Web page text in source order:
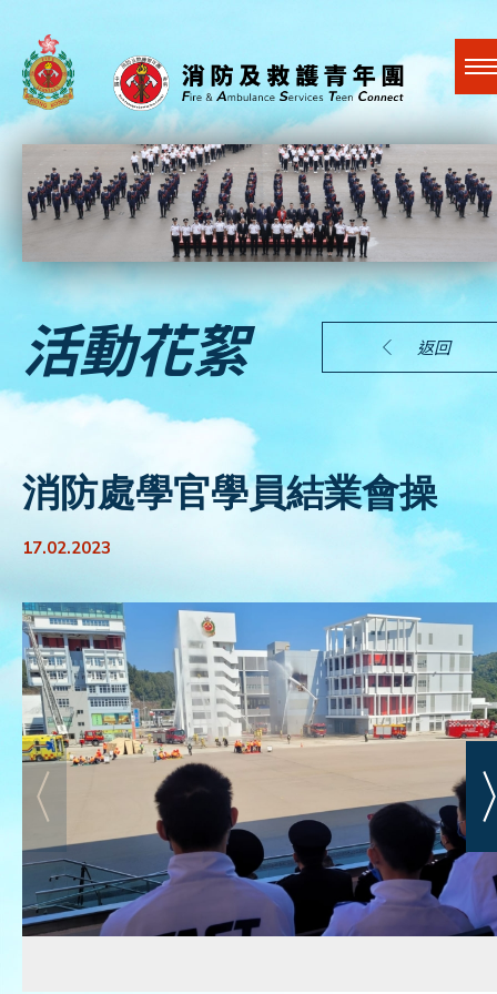
跳到內容（按回車鍵）
A A A EN 繁 简
關於我們
最新活動
活動花絮
聯絡我們
活動花絮 返回
消防處學官學員結業會操
17.02.2023